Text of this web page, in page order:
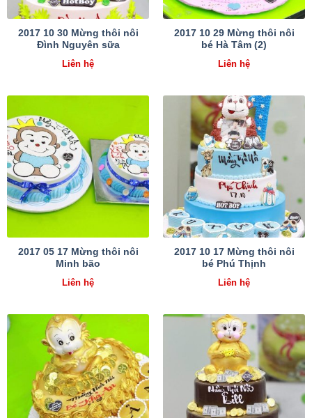
2017 10 30 Mừng thôi nôi
Đình Nguyên sữa
Liên hệ
2017 10 29 Mừng thôi nôi
bé Hà Tâm (2)
Liên hệ
2017 05 17 Mừng thôi nôi
Minh bão
Liên hệ
2017 10 17 Mừng thôi nôi
bé Phú Thịnh
Liên hệ